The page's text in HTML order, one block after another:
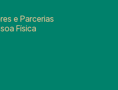
e Parcerias
Física